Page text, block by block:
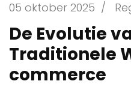
05 oktober 2025 /
De Evolutie
Traditionele
commerce